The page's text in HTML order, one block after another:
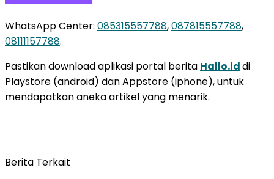
WhatsApp Center: 085315557788,087815557788,
08111157788.
Pastikan download aplikasi portal berita Hallo.iddi
Playstore (android) dan Appstore (iphone), untuk
mendapatkan aneka artikel yang menarik.
Berita Terkait